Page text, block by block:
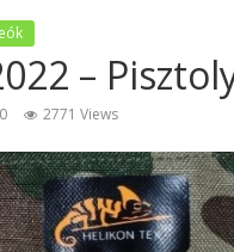
–
2771 Views